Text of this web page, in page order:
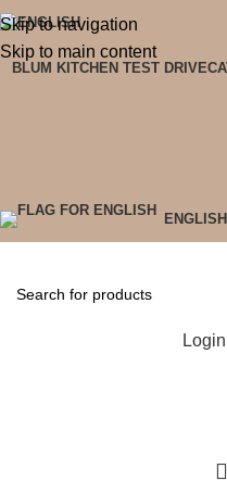
Skip to navigation
Skip to main content
BLUM KITCHEN TEST DRIVE
ENGLISH